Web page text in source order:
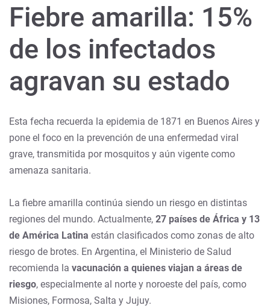
Fiebre amarilla: 15%
de los infectados
agravan su estado
Esta fecha recuerda la epidemia de 1871 en Buenos Aires y
pone el foco en la prevención de una enfermedad viral
grave, transmitida por mosquitos y aún vigente como
amenaza sanitaria.
La fiebre amarilla continúa siendo un riesgo en distintas
regiones del mundo. Actualmente, 27 países de África y 13
de América Latina están clasificados como zonas de alto
riesgo de brotes. En Argentina, el Ministerio de Salud
recomienda la vacunación a quienes viajan a áreas de
riesgo, especialmente al norte y noroeste del país, como
Misiones, Formosa, Salta y Jujuy.